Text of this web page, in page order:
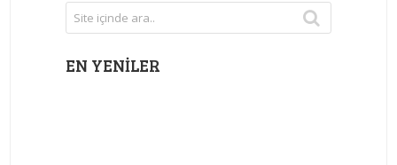
EN YENILER